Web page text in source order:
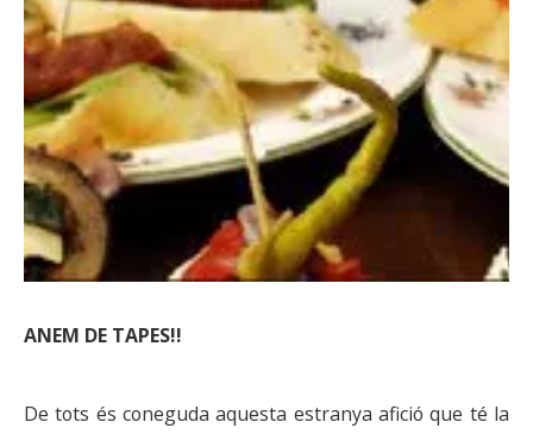
ANEM DE TAPES!!
De tots és coneguda aquesta estranya afició que té la